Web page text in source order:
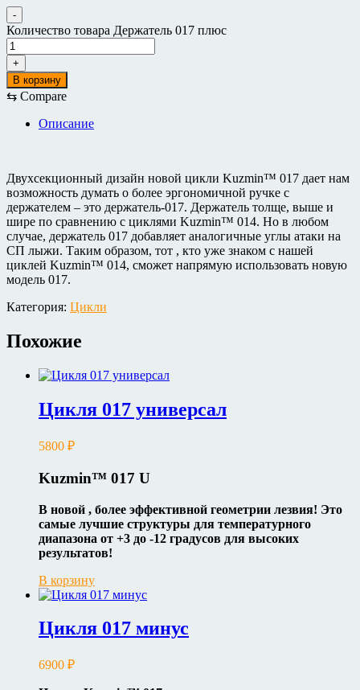
-
Количество товара Держатель 017 плюс
+
В корзину
⇆ Compare
Описание
Двухсекционный дизайн новой цикли Kuzmin™ 017 дает нам
возможность думать о более эргономичной ручке с
держателем – это держатель-017. Держатель толще, выше и
шире по сравнению с циклями Kuzmin™ 014. Но в любом
случае, держатель 017 добавляет аналогичные углы атаки на
СП лыжи. Таким образом, тот , кто уже знаком с нашей
циклей Kuzmin™ 014, сможет напрямую использовать новую
модель 017.
Категория: Цикли
Похожие
Цикля 017 универсал
5800 ₽
Kuzmin™ 017 U
В новой , более эффективной геометрии лезвия! Это
самые лучшие структуры для температурного
диапазона от +3 до -12 градусов для высоких
результатов!
В корзину
Цикля 017 минус
6900 ₽